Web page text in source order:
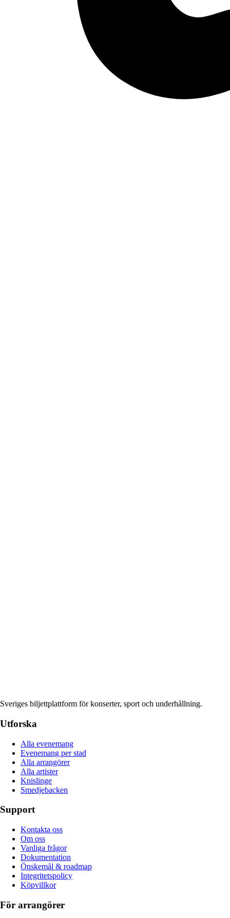
Sveriges biljettplattform för konserter, sport och underhållning.
Utforska
Alla evenemang
Evenemang per stad
Alla arrangörer
Alla artister
Knislinge
Smedjebacken
Support
Kontakta oss
Om oss
Vanliga frågor
Dokumentation
Önskemål & roadmap
Integritetspolicy
Köpvillkor
För arrangörer